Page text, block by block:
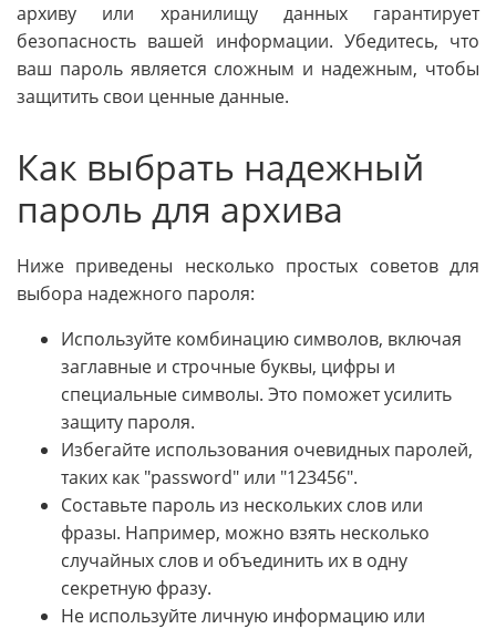
архиву или хранилищу данных гарантирует
безопасность вашей информации. Убедитесь, что
ваш пароль является сложным и надежным, чтобы
защитить свои ценные данные.
Как выбрать надежный
пароль для архива
Ниже приведены несколько простых советов для
выбора надежного пароля:
Используйте комбинацию символов, включая
заглавные и строчные буквы, цифры и
специальные символы. Это поможет усилить
защиту пароля.
Избегайте использования очевидных паролей,
таких как "password" или "123456".
Составьте пароль из нескольких слов или
фразы. Например, можно взять несколько
случайных слов и объединить их в одну
секретную фразу.
Не используйте личную информацию или